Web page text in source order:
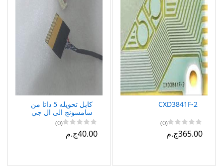
CXD3841F-2
(0)
365.00ج.م
كابل تحويله 5 داتا من
سامسونج الى ال جي
(0)
40.00ج.م